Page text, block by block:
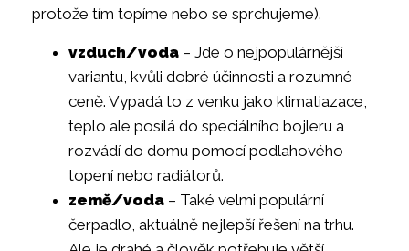
protože tím topíme nebo se sprchujeme).
vzduch/voda – Jde o nejpopulárnější
variantu, kvůli dobré účinnosti a rozumné
ceně. Vypadá to z venku jako klimatiazace,
teplo ale posílá do speciálního bojleru a
rozvádí do domu pomocí podlahového
topení nebo radiátorů.
země/voda – Také velmi populární
čerpadlo, aktuálně nejlepší řešení na trhu.